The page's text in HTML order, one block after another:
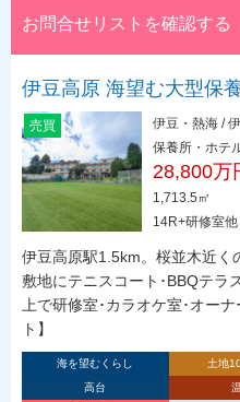
お問合せリストを確認する
伊豆高原 海望む大型保
売買
伊豆・熱海 /
保養所・ホテ
28,800万
1,713.5㎡
14R+研修室他
伊豆高原駅1.5km。桜並木近
敷地にテニスコート･BBQテラ
上で研修室･カラオケ室･オー
ト】
海を望むくらし 土地
高台